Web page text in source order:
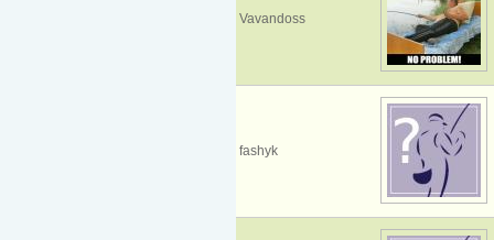
Vavandoss
fashyk